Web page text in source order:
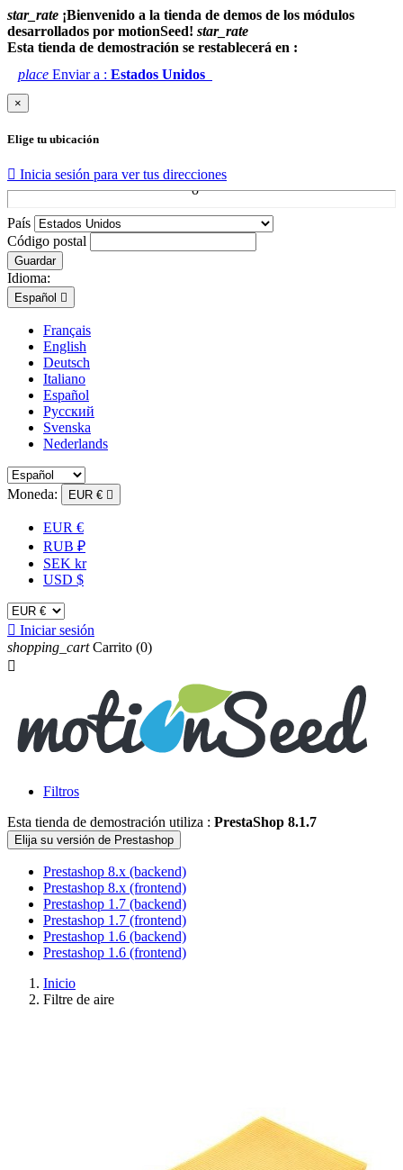
star_rate ¡Bienvenido a la tienda de demos de los módulos
desarrollados por motionSeed! star_rate
Esta tienda de demostración se restablecerá en :
place Enviar a : Estados Unidos
×
Elige tu ubicación
 Inicia sesión para ver tus direcciones
País
Código postal
Guardar
Idioma:
Español 
Français
English
Deutsch
Italiano
Español
Русский
Svenska
Nederlands
Moneda: EUR € 
EUR €
RUB ₽
SEK kr
USD $
 Iniciar sesión
shopping_cart Carrito (0)

Filtros
Esta tienda de demostración utiliza : PrestaShop 8.1.7
Elija su versión de Prestashop
Prestashop 8.x (backend)
Prestashop 8.x (frontend)
Prestashop 1.7 (backend)
Prestashop 1.7 (frontend)
Prestashop 1.6 (backend)
Prestashop 1.6 (frontend)
Inicio
Filtre de aire